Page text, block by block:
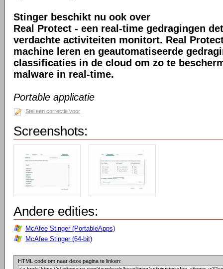
Stinger beschikt nu ook over
Real Protect - een real-time gedragingen
verdachte activiteiten monitort. Real
machine leren en geautomatiseerde
classificaties in de cloud om zo te
malware in real-time.
Portable applicatie
Stel een correctie voor
Screenshots:
Andere edities:
McAfee Stinger (PortableApps)
McAfee Stinger (64-bit)
HTML code om naar deze pagina te linken: